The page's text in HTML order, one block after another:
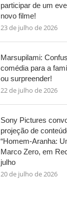
participar de um
novo filme!
23 de julho de 2026
Marsupilami:
comédia para a
ou surpreender!
22 de julho de 2026
Sony Pictures
projeção de
“Homem-Aranha:
Marco Zero, em
julho
20 de julho de 2026